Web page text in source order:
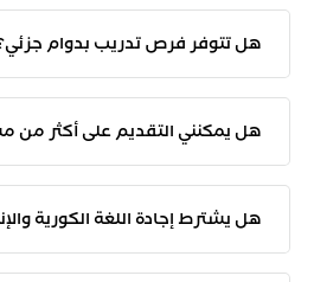
هل تتوفر فرص تدريب بدوام
هل يمكنني التقديم على أكثر من
هل يشترط إجادة اللغة الكورية